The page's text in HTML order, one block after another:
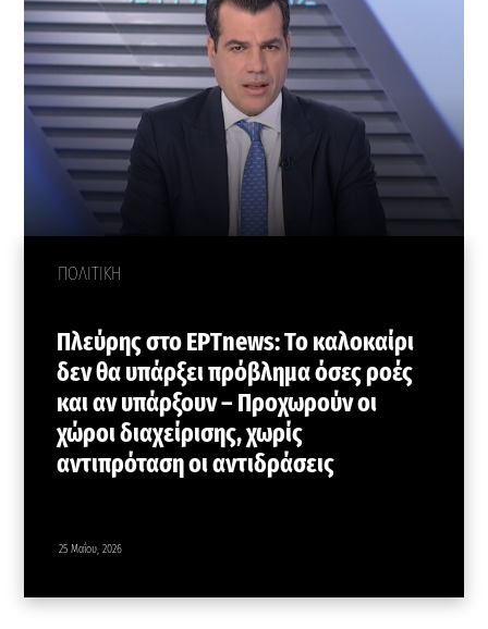
ΠΟΛΙΤΙΚΗ
Πλεύρης στο ΕΡΤnews: Το καλοκαίρι
δεν θα υπάρξει πρόβλημα όσες ροές
και αν υπάρξουν – Προχωρούν οι
χώροι διαχείρισης, χωρίς
αντιπρόταση οι αντιδράσεις
25 Μαΐου, 2026